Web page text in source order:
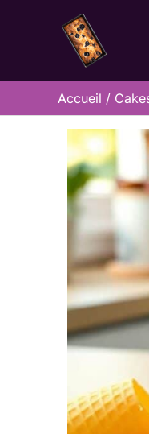
Accueil